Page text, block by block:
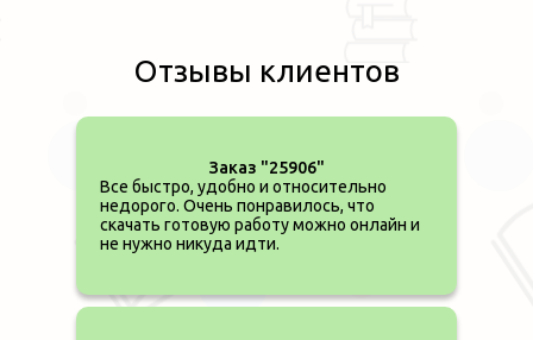
Отзывы клиентов
Заказ "25906"
Все быстро, удобно и относительно
недорого. Очень понравилось, что
скачать готовую работу можно онлайн и
не нужно никуда идти.